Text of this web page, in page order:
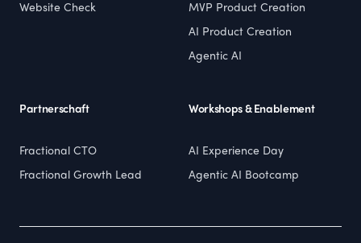
Website Check MVP Product Creation
AI Product Creation
Agentic AI
Partnerschaft
Fractional CTO
Fractional Growth Lead
Workshops & Enablement
AI Experience Day
Agentic AI Bootcamp